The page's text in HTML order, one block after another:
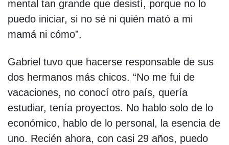
mental tan grande que desistí, porque no lo
puedo iniciar, si no sé ni quién mató a mi
mamá ni cómo”.
Gabriel tuvo que hacerse responsable de sus
dos hermanos más chicos. “No me fui de
vacaciones, no conocí otro país, quería
estudiar, tenía proyectos. No hablo solo de lo
económico, hablo de lo personal, la esencia de
uno. Recién ahora, con casi 29 años, puedo